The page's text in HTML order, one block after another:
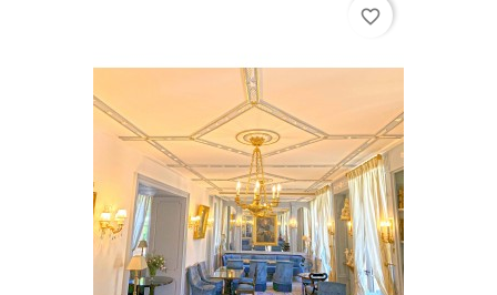
favorite_border